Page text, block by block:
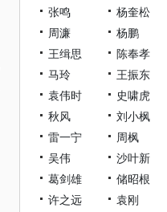
张鸣
杨奎松
周濂
杨鹏
王缉思
陈奉孝
马玲
王振东
袁伟时
史啸虎
秋风
刘小枫
雷一宁
周枫
吴伟
沙叶新
葛剑雄
储昭根
许之远
袁刚